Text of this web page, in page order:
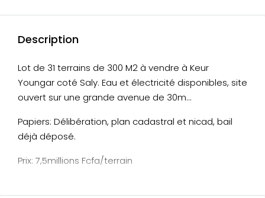
Description
Lot de 31 terrains de 300 M2 à vendre à Keur
Youngar coté Saly. Eau et électricité disponibles, site
ouvert sur une grande avenue de 30m…
Papiers: Délibération, plan cadastral et nicad, bail
déjà déposé.
Prix: 7,5millions Fcfa/terrain